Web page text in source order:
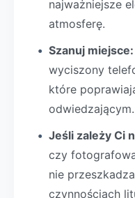
najważniejsze
atmosferę.
Szanuj miejsce:
wyciszony
które
odwiedzającym.
Jeśli zależy Ci
czy
nie
czynnościach